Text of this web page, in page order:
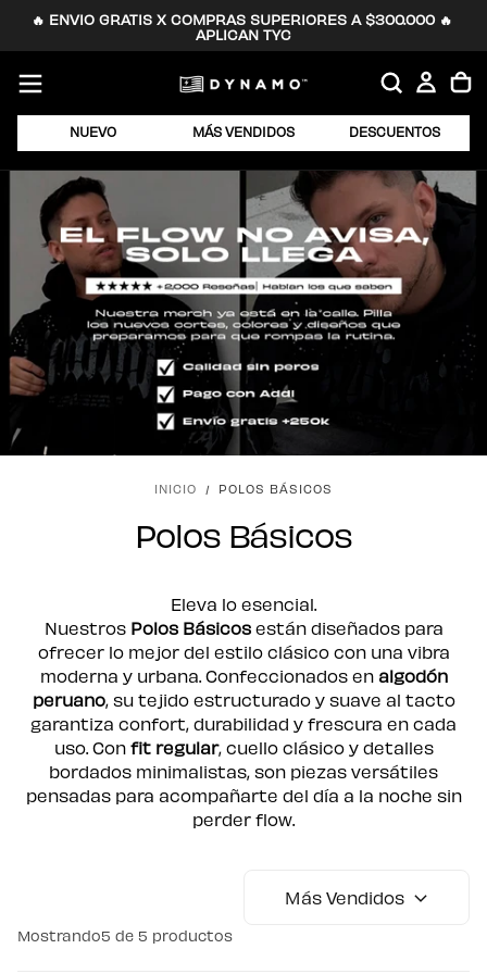
🔥 ENVIO GRATIS X COMPRAS SUPERIORES A $300.000 🔥
APLICAN TYC
SALTAR
NUEVO MÁS VENDIDOS DESCUENTOS
INICIO / POLOS BÁSICOS
Polos Básicos
Eleva lo esencial.
Nuestros Polos Básicosestán diseñados para
ofrecer lo mejor del estilo clásico con una vibra
moderna y urbana. Confeccionados en algodón
peruano, su tejido estructurado y suave al tacto
garantiza confort, durabilidad y frescura en cada
uso. Confit regular, cuello clásico y detalles
bordados minimalistas, son piezas versátiles
pensadas para acompañarte del día a la noche sin
perder flow.
Más Vendidos
Mostrando5 de 5 productos